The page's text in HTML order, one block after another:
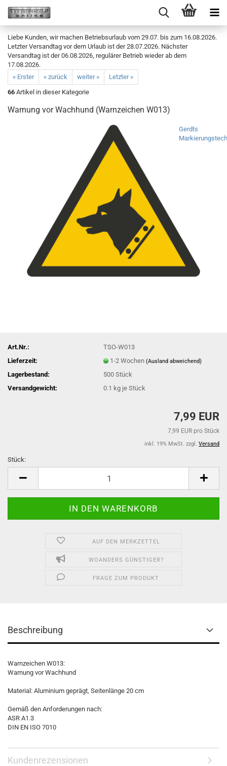
Liebe Kunden, wir machen Betriebsurlaub vom 29.07. bis zum 16.08.2026.
Letzter Versandtag vor dem Urlaub ist der 28.07.2026. Nächster
Versandtag ist der 06.08.2026, regulärer Betrieb wieder ab dem
17.08.2026.
« Erster
« zurück weiter »
Letzter »
66 Artikel in dieser Kategorie
Warnung vor Wachhund (Warnzeichen W013)
Gerdts
Art.Nr.:
TSO-W013
Lieferzeit:
1-2 Wochen(Ausland abweichend)
Lagerbestand: 500Stück
Versandgewicht:
0.1 kg je Stück
7,99 EUR
7,99 EUR pro Stück
inkl. 19% MwSt. zzgl. Versand
Stück:
AUF DEN MERKZETTEL
WOANDERS GÜNSTIGER?
FRAGE ZUM PRODUKT
Beschreibung
Warnzeichen W013:
Warnung vor Wachhund
Material: Aluminium geprägt, Seitenlänge 20 cm
Gemäß den Anforderungen nach:
ASR A1.3
DIN EN ISO 7010
Kundenrezensionen